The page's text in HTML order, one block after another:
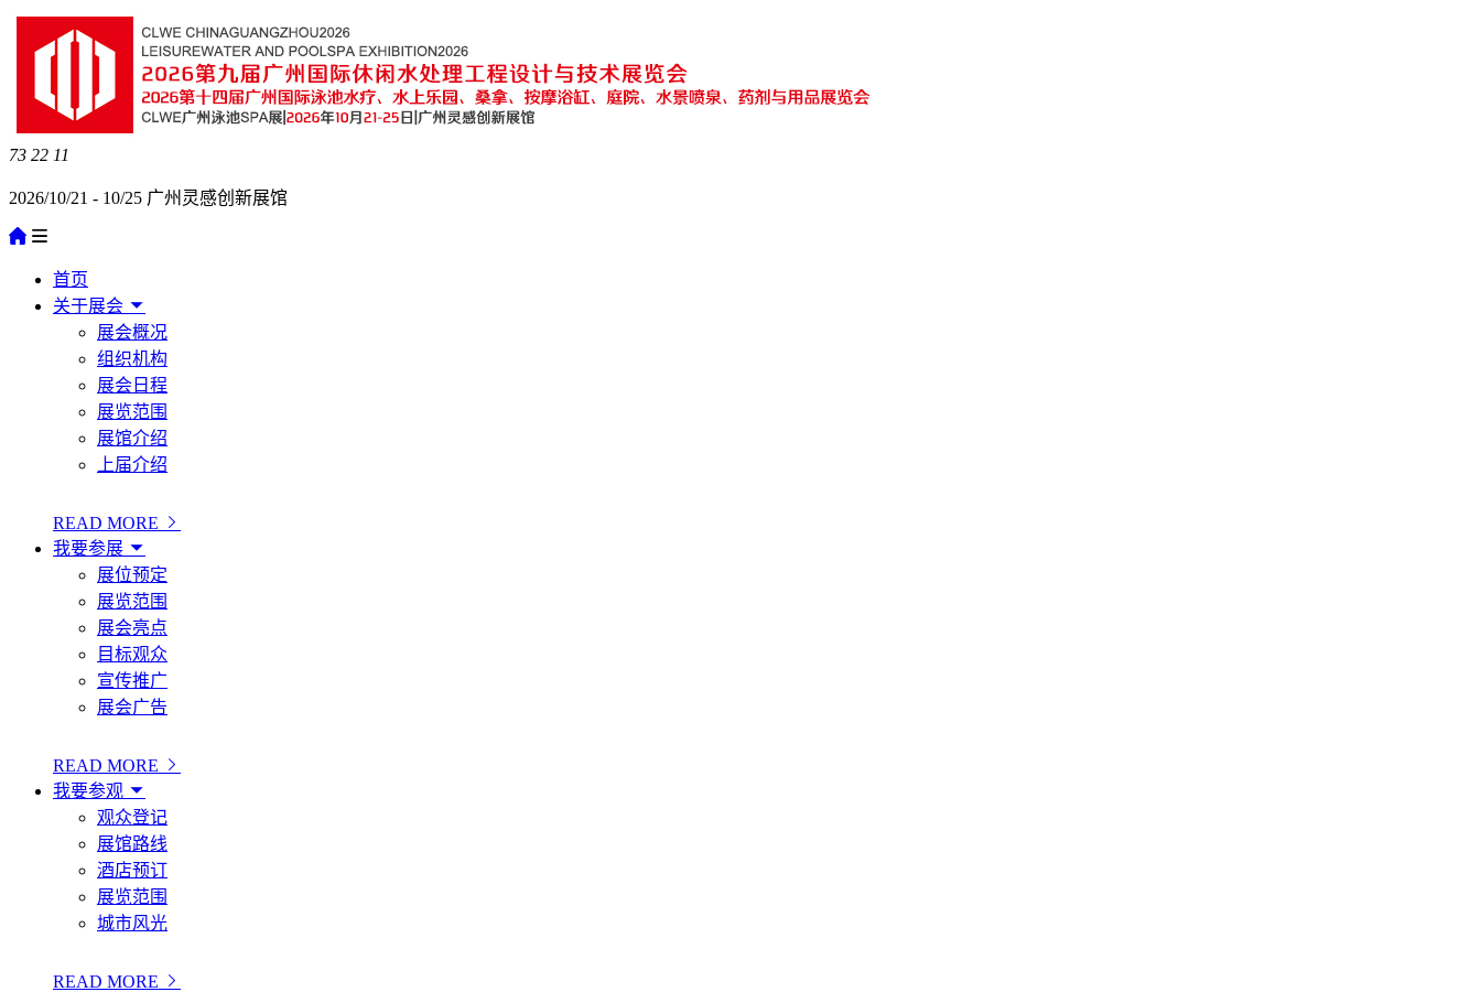
73 22 11
2026/10/21 - 10/25 广州灵感创新展馆
首页
关于展会
展会概况
组织机构
展会日程
展览范围
展馆介绍
上届介绍
READ MORE
我要参展
展位预定
展览范围
展会亮点
目标观众
宣传推广
展会广告
READ MORE
我要参观
观众登记
展馆路线
酒店预订
展览范围
城市风光
READ MORE